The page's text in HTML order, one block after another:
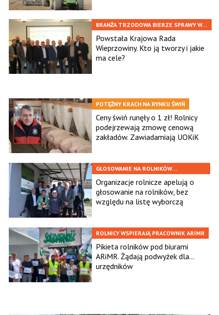
BRANŻA TRZODOWA BIERZE SPRAWY W
SWOJE RĘCE
Powstała Krajowa Rada
Wieprzowiny. Kto ją tworzy i jakie
ma cele?
POTĘŻNY KRACH NA RYNKU ŚWIŃ
Ceny świń runęły o 1 zł! Rolnicy
podejrzewają zmowę cenową
zakładów. Zawiadamiają UOKiK
GŁOSOWANIE NA ROLNIKÓW
NIEZALEŻNIE OD LISTY
Organizacje rolnicze apelują o
głosowanie na rolników, bez
względu na listę wyborczą
ROLNICY WSPIERAJĄ PRACOWNIK ARIMR
Pikieta rolników pod biurami
ARiMR. Żądają podwyżek dla...
urzędników